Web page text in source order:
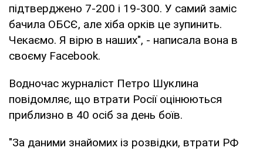
підтверджено 7-200 і 19-300. У самий заміс
бачила ОБСЄ, але хіба орків це зупинить.
Чекаємо. Я вірю в наших", - написала вона в
своєму Facebook.
Водночас журналіст Петро Шуклина
повідомляє, що втрати Росії оцінюються
приблизно в 40 осіб за день боїв.
"За даними знайомих із розвідки, втрати РФ